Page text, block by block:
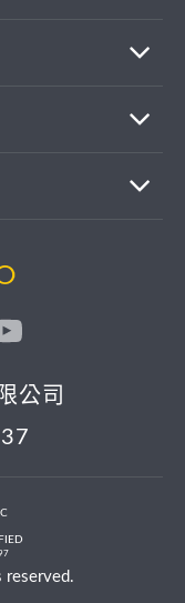
公司